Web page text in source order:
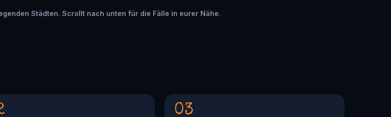
Städten. Scrollt nach unten für die Fälle in eurer Nähe.
03